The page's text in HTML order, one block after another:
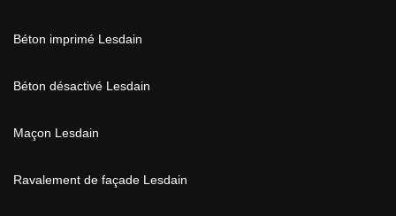
Béton imprimé Lesdain
Béton désactivé Lesdain
Maçon Lesdain
Ravalement de façade Lesdain